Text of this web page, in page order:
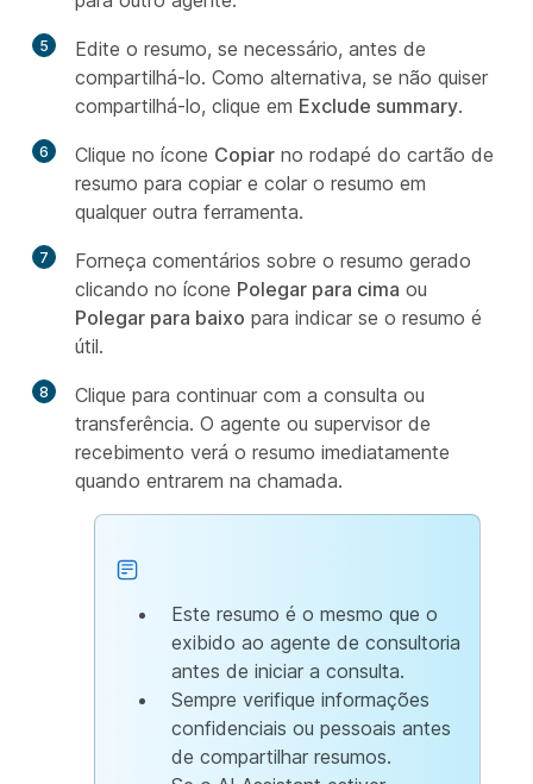
5
Edite o resumo, se necessário, antes de
compartilhá-lo. Como alternativa, se não quiser
compartilhá-lo, clique em Exclude summary.
6 Clique no ícone Copiar no rodapé do cartão de
resumo para copiar e colar o resumo em
qualquer outra ferramenta.
7
Forneça comentários sobre o resumo gerado
clicando no ícone Polegar para cima ou
Polegar para baixo para indicar se o resumo é
útil.
8
Clique para continuar com a consulta ou
transferência. O agente ou supervisor de
recebimento verá o resumo imediatamente
quando entrarem na chamada.
Este resumo é o mesmo que o
exibido ao agente de consultoria
antes de iniciar a consulta.
Sempre verifique informações
confidenciais ou pessoais antes
de compartilhar resumos.